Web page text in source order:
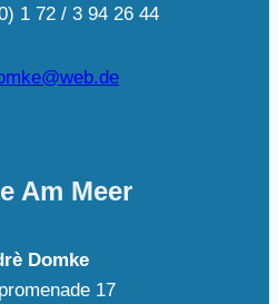
1 72 / 3 94 26 44
Am Meer
Domke
17